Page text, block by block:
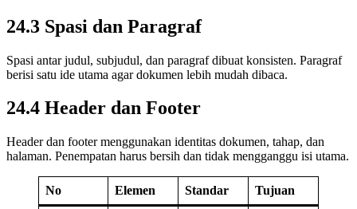
24.3 Spasi dan Paragraf
Spasi antar judul, subjudul, dan paragraf dibuat konsisten. Paragraf
berisi satu ide utama agar dokumen lebih mudah dibaca.
24.4 Header dan Footer
Header dan footer menggunakan identitas dokumen, tahap, dan
halaman. Penempatan harus bersih dan tidak mengganggu isi utama.
No Elemen Standar Tujuan